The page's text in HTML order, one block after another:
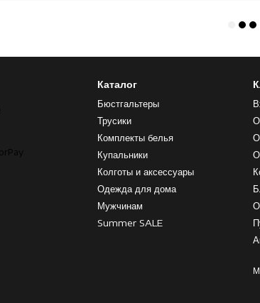
Каталог
Бюстгальтеры
Трусики
Комплекты белья
Купальники
Колготы и аксессуары
Одежда для дома
Мужчинам
Summer SALE
О